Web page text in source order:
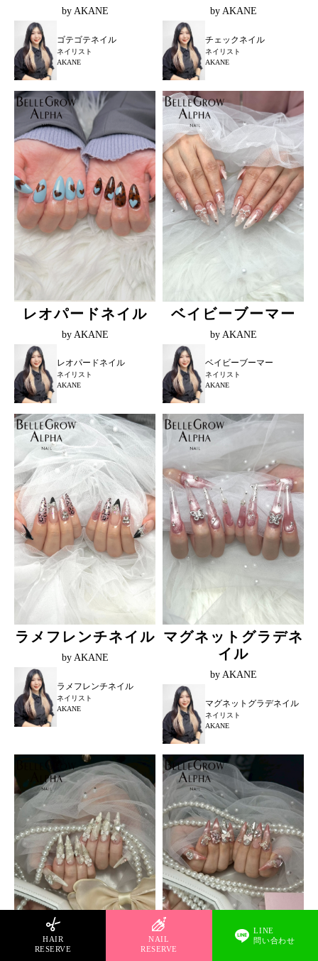
by AKANE
ゴテゴテネイル
ネイリスト
AKANE
by AKANE
チェックネイル
ネイリスト
AKANE
レオパードネイル
by AKANE
レオパードネイル
ネイリスト
AKANE
ベイビーブーマー
by AKANE
ベイビーブーマー
ネイリスト
AKANE
ラメフレンチネイル
by AKANE
ラメフレンチネイル
ネイリスト
AKANE
マグネットグラデネ
イル
by AKANE
マグネットグラデネイル
ネイリスト
AKANE
HAIR
RESERVE
NAIL
RESERVE
LINE
問い合わせ